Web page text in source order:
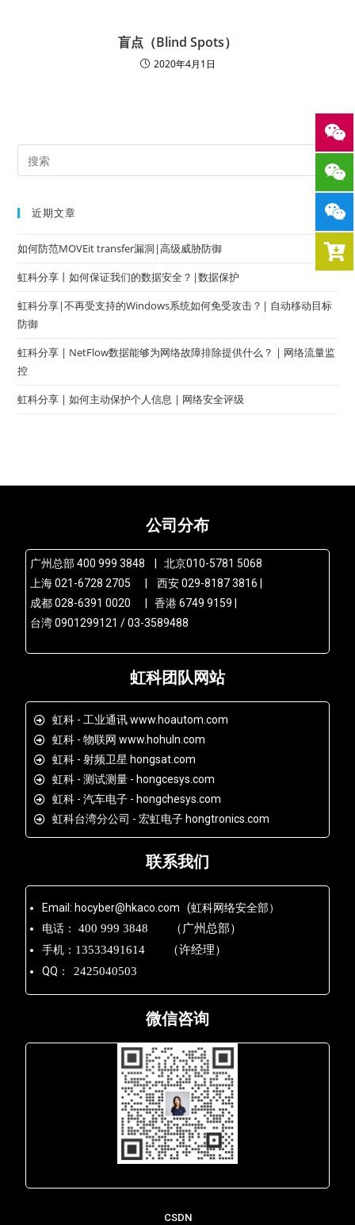
盲点（Blind Spots）
2020年4月1日
近期文章
如何防范MOVEit transfer漏洞|高级威胁防御
虹科分享丨如何保证我们的数据安全？|数据保护
虹科分享|不再受支持的Windows系统如何免受攻击？| 自动移动目标
防御
虹科分享 | NetFlow数据能够为网络故障排除提供什么？ | 网络流量监
控
虹科分享 | 如何主动保护个人信息 | 网络安全评级
公司分布
广州总部 400 999 3848 | 北京010-5781 5068
上海 021-6728 2705 | 西安 029-8187 3816 |
成都 028-6391 0020 | 香港 6749 9159 |
台湾 0901299121 / 03-3589488
虹科团队网站
虹科 - 工业通讯 www.hoautom.com
虹科 - 物联网 www.hohuln.com
虹科 - 射频卫星 hongsat.com
虹科 - 测试测量 - hongcesys.com
虹科 - 汽车电子 - hongchesys.com
虹科台湾分公司 - 宏虹电子 hongtronics.com
联系我们
Email: hocyber@hkaco.com (虹科网络安全部）
电话：
400 999 3848 （广州总部）
手机： 13533491614 （许经理）
QQ： 2425040503
微信咨询
CSDN